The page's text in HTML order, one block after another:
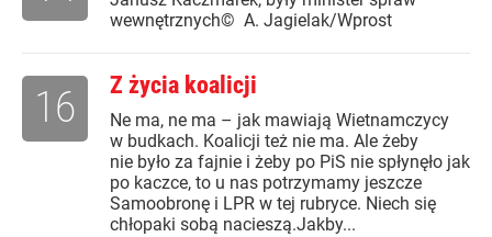
wewnętrznych© A. Jagielak/Wprost
Z życia koalicji
Ne ma, ne ma – jak mawiają Wietnamczycy
w budkach. Koalicji też nie ma. Ale żeby
nie było za fajnie i żeby po PiS nie spłynęło jak
po kaczce, to u nas potrzymamy jeszcze
Samoobronę i LPR w tej rubryce. Niech się
chłopaki sobą nacieszą.Jakby...
16